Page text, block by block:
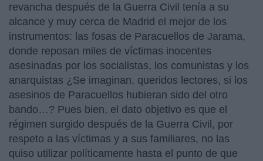
revancha después de la Guerra Civil tenía a su
alcance y muy cerca de Madrid el mejor de los
instrumentos: las fosas de Paracuellos de Jarama,
donde reposan miles de víctimas inocentes
asesinadas por los socialistas, los comunistas y los
anarquistas ¿Se imaginan, queridos lectores, si los
asesinos de Paracuellos hubieran sido del otro
bando…? Pues bien, el dato objetivo es que el
régimen surgido después de la Guerra Civil, por
respeto a las víctimas y a sus familiares, no las
quiso utilizar políticamente hasta el punto de que